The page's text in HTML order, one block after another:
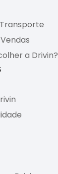
a Drivin?